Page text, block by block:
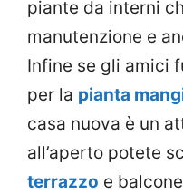
piante da interni
manutenzione e
Infine se gli amici
per la pianta
casa nuova è un
all’aperto potete
terrazzo e